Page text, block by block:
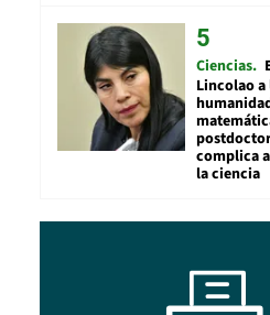
Ciencias
Lincolao a
complica
la ciencia